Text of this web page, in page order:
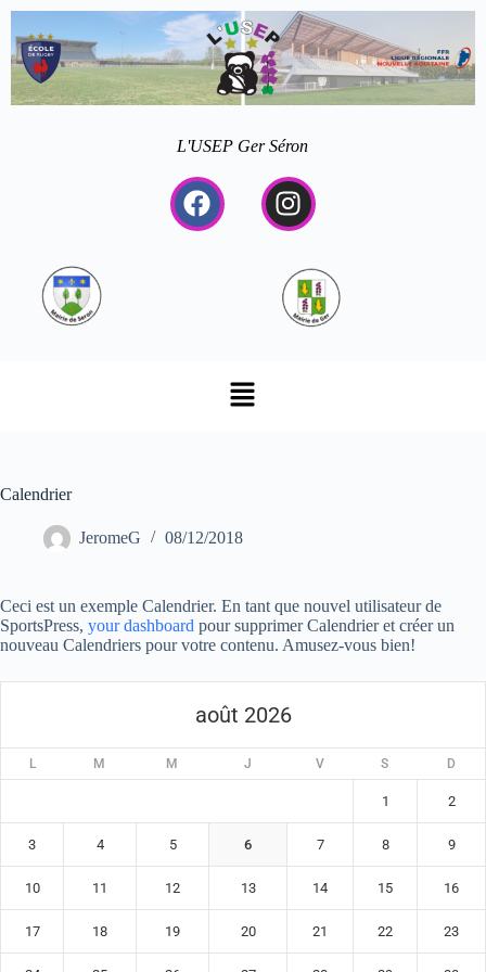
L'USEP Ger Séron
Calendrier
JeromeG 08/12/2018
Ceci est un exemple Calendrier. En tant que nouvel utilisateur de
SportsPress, your dashboard pour supprimer Calendrier et créer un
nouveau Calendriers pour votre contenu. Amusez-vous bien!
août 2026
L M M J V S D
1 2
3 4 5 6 7 8 9
10 11 12 13 14 15 16
17 18 19 20 21 22 23